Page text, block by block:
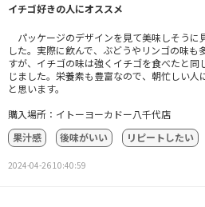
イチゴ好きの人にオススメ
パッケージのデザインを見て美味しそうに
した。実際に飲んで、ぶどうやリンゴの味も
すが、イチゴの味は強くイチゴを食べたと同
じました。栄養素も豊富なので、朝忙しい人
と思います。
購入場所：イトーヨーカドー八千代店
果汁感
後味がいい リピートしたい
2024-04-26 10:40:59